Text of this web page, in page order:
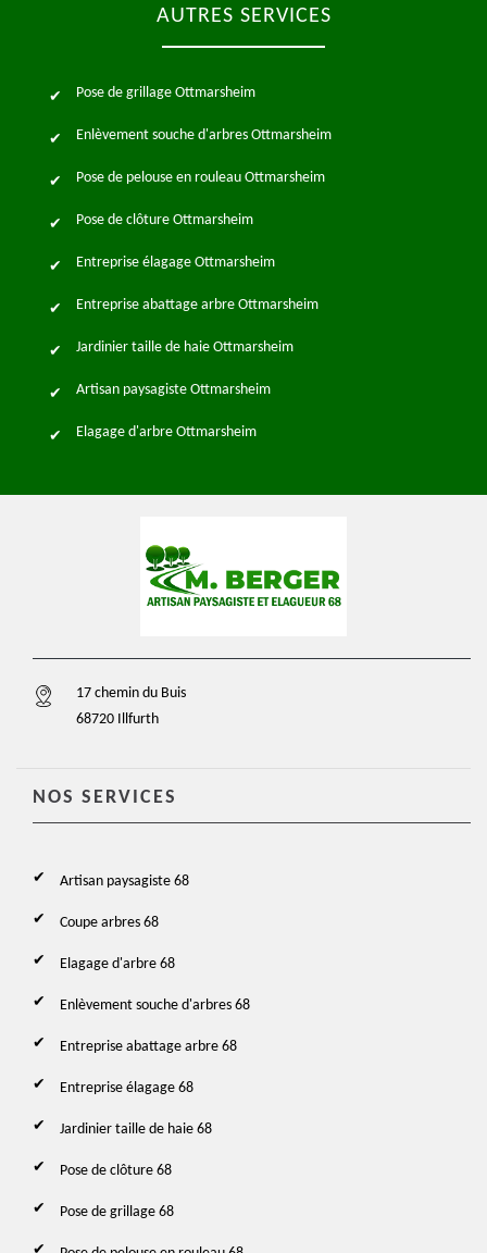
AUTRES SERVICES
Pose de grillage Ottmarsheim
Enlèvement souche d'arbres Ottmarsheim
Pose de pelouse en rouleau Ottmarsheim
Pose de clôture Ottmarsheim
Entreprise élagage Ottmarsheim
Entreprise abattage arbre Ottmarsheim
Jardinier taille de haie Ottmarsheim
Artisan paysagiste Ottmarsheim
Elagage d'arbre Ottmarsheim
17 chemin du Buis
68720 Illfurth
NOS SERVICES
Artisan paysagiste 68
Coupe arbres 68
Elagage d'arbre 68
Enlèvement souche d'arbres 68
Entreprise abattage arbre 68
Entreprise élagage 68
Jardinier taille de haie 68
Pose de clôture 68
Pose de grillage 68